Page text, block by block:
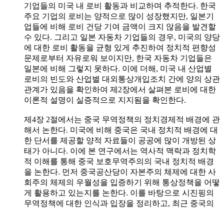
기업들의 미국 내 로비 활동과 비교하며 추적한다. 한국
주요 기업의 로비는 양적으로 많이 성장했지만, 일본기
업들에 비해 로비 건당 기여 금액이 크지 않음을 발견할
수 있다. 그리고 일본 자동차 기업들의 경우, 미국의 양당
에 대한 로비 활동을 균형 있게 추진하여 정치적 편향성
문제로부터 자유로워 보이지만, 한국 자동차 기업들은
일본에 비해 그렇지 못하다. 이에 더해, 미국 내 산업별
로비의 빈도와 산업별 대외통상개입조치 간에 양의 상관
관계가 있음을 확인하여 제2장에서 살펴본 로비에 대한
이론적 설명이 실증적으로 지지됨을 확인한다.
제4장 2절에서는 중국 무역정책의 정치경제적 배경에 관
해서 논한다. 미국에 비해 중국은 국내 정치적 배경에 대
한 단서를 제공할 양적 자료들이 공공에 많이 개방된 상
태가 아니다. 이에 본 연구에서는 역사적 맥락과 정치학
적 이해를 통해 중국 보호무역주의의 국내 정치적 배경
을 논한다. 먼저 중국공산당이 자본주의 체제에 대한 사
회주의 체제의 우월성을 입증하기 위해 통상정책을 어떻
게 활용하고 있는지를 논한다. 이를 바탕으로 시진핑의
무역정책에 대한 인식과 입장을 정리하고, 최근 중국의